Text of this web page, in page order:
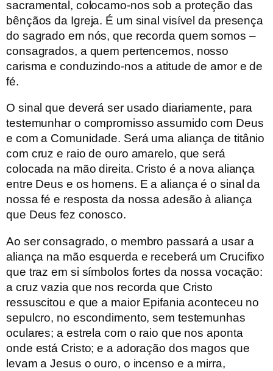
sacramental, colocamo-nos sob a proteção das
bênçãos da Igreja. É um sinal visível da presença
do sagrado em nós, que recorda quem somos –
consagrados, a quem pertencemos, nosso
carisma e conduzindo-nos a atitude de amor e de
fé.
O sinal que deverá ser usado diariamente, para
testemunhar o compromisso assumido com Deus
e com a Comunidade. Será uma aliança de titânio
com cruz e raio de ouro amarelo, que será
colocada na mão direita. Cristo é a nova aliança
entre Deus e os homens. E a aliança é o sinal da
nossa fé e resposta da nossa adesão à aliança
que Deus fez conosco.
Ao ser consagrado, o membro passará a usar a
aliança na mão esquerda e receberá um Crucifixo
que traz em si símbolos fortes da nossa vocação:
a cruz vazia que nos recorda que Cristo
ressuscitou e que a maior Epifania aconteceu no
sepulcro, no escondimento, sem testemunhas
oculares; a estrela com o raio que nos aponta
onde está Cristo; e a adoração dos magos que
levam a Jesus o ouro, o incenso e a mirra,